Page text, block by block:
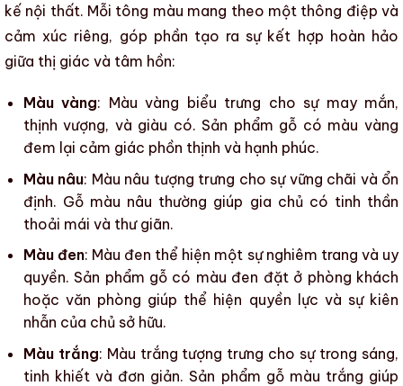
kế nội thất. Mỗi tông màu mang theo một thông điệp và
cảm xúc riêng, góp phần tạo ra sự kết hợp hoàn hảo
giữa thị giác và tâm hồn:
Màu vàng: Màu vàng biểu trưng cho sự may mắn,
thịnh vượng, và giàu có.Sản phẩm gỗ có màu vàng
đem lại cảm giác phồn thịnh và hạnh phúc.
Màu nâu: Màu nâu tượng trưng cho sự vững chãi và ổn
định. Gỗmàu nâu thường giúp gia chủ có tinh thần
thoải mái và thư giãn.
Màu đen: Màu đen thể hiện một sự nghiêm trang và uy
quyền.Sản phẩm gỗ có màu đen đặt ở phòng khách
hoặc văn phòng giúp thể hiện quyền lực và sự kiên
nhẫn của chủ sở hữu.
Màu trắng: Màu trắng tượng trưng cho sự trong sáng,
tinh khiết và đơn giản.Sản phẩm gỗmàu trắng giúp